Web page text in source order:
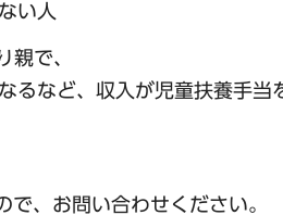
い人
親で、
るなど、収入が児童扶養手当
、お問い合わせください。